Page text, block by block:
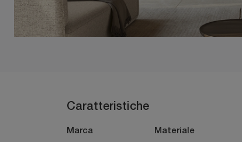
Caratteristiche
Marca Materiale